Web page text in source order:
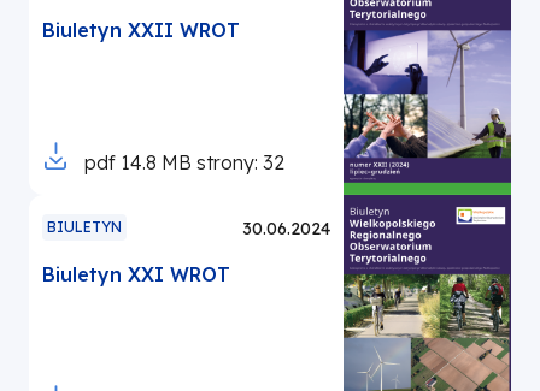
karcie
Biuletyn XXII WROT
Otworzy
w
karcie
pdf 14.8 MB strony: 32
BIULETYN 30.06.2024
Biuletyn XXI WROT